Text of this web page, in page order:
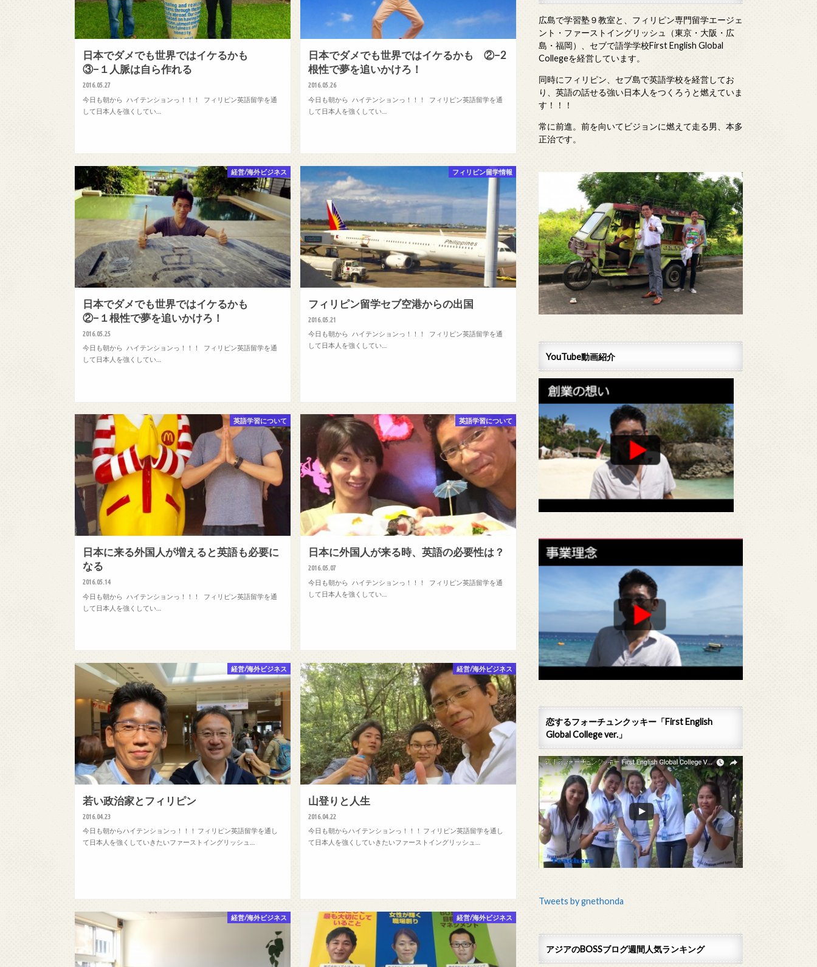
日本でダメでも世界ではイケるかも
③−１人脈は自ら作れる
2016.05.27
今日も朝から ハイテンションっ！！！ フィリピン英語留学を通
して日本人を強くしてい…
日本でダメでも世界ではイケるかも ②−2
根性で夢を追いかけろ！
2016.05.26
今日も朝から ハイテンションっ！！！ フィリピン英語留学を通
して日本人を強くしてい…
経営/海外ビジネス
日本でダメでも世界ではイケるかも
②−１根性で夢を追いかけろ！
2016.05.25
今日も朝から ハイテンションっ！！！ フィリピン英語留学を通
して日本人を強くしてい…
フィリピン留学情報
フィリピン留学セブ空港からの出国
2016.05.21
今日も朝から ハイテンションっ！！！ フィリピン英語留学を通
して日本人を強くしてい…
英語学習について
日本に来る外国人が増えると英語も必要に
なる
2016.05.14
今日も朝から ハイテンションっ！！！ フィリピン英語留学を通
して日本人を強くしてい…
英語学習について
日本に外国人が来る時、英語の必要性は？
2016.05.07
今日も朝から ハイテンションっ！！！ フィリピン英語留学を通
して日本人を強くしてい…
経営/海外ビジネス
若い政治家とフィリピン
2016.04.23
今日も朝からハイテンションっ！！！ フィリピン英語留学を通し
て日本人を強くしていきたいファーストイングリッシュ…
経営/海外ビジネス
山登りと人生
2016.04.22
今日も朝からハイテンションっ！！！ フィリピン英語留学を通し
て日本人を強くしていきたいファーストイングリッシュ…
経営/海外ビジネス 経営/海外ビジネス
広島で学習塾９教室と、フィリピン専門留学エージェ
ント・ファーストイングリッシュ（東京・大阪・広
島・福岡）、セブで語学学校First English Global
Collegeを経営しています。
同時にフィリピン、セブ島で英語学校を経営してお
り、英語の話せる強い日本人をつくろうと燃えていま
す！！！
常に前進。前を向いてビジョンに燃えて走る男、本多
正治です。
YouTube動画紹介
恋するフォーチュンクッキー「First English
Global College ver.」
Tweets by gnethonda
アジアのBOSSブログ週間人気ランキング